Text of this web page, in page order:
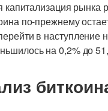
по-прежнему
в наступление
на 0,2% до